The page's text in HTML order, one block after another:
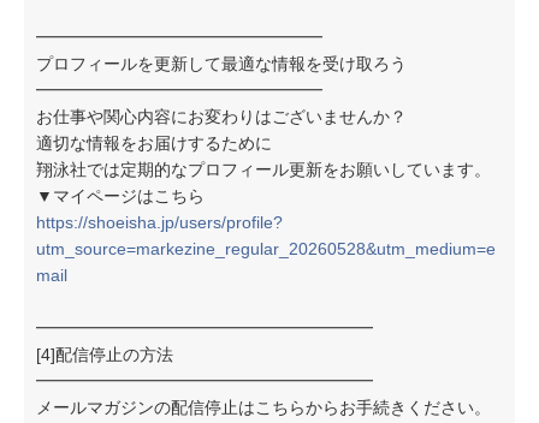
━━━━━━━━━━━━━━━━━
プロフィールを更新して最適な情報を受け取ろう
━━━━━━━━━━━━━━━━━
お仕事や関心内容にお変わりはございませんか？
適切な情報をお届けするために
翔泳社では定期的なプロフィール更新をお願いしています。
▼マイページはこちら
https://shoeisha.jp/users/profile?
utm_source=markezine_regular_20260528&utm_medium=e
mail
━━━━━━━━━━━━━━━━━━━━
[4]配信停止の方法
━━━━━━━━━━━━━━━━━━━━
メールマガジンの配信停止はこちらからお手続きください。